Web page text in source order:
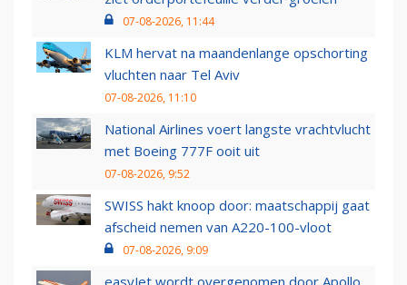
07-08-2026, 11:44
KLM hervat na maandenlange opschorting
vluchten naar Tel Aviv
07-08-2026, 11:10
National Airlines voert langste vrachtvlucht
met Boeing 777F ooit uit
07-08-2026, 9:52
SWISS hakt knoop door: maatschappij gaat
afscheid nemen van A220-100-vloot
07-08-2026, 9:09